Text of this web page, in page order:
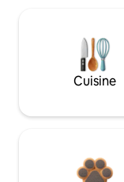
Cuisine